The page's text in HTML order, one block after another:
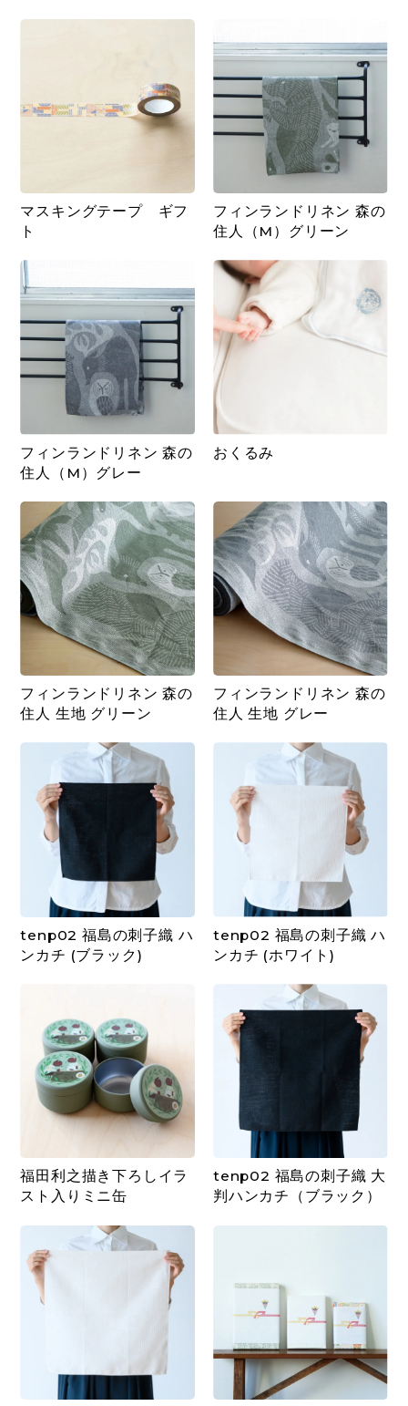
マスキングテープ ギフ
ト
フィンランドリネン 森の
住人（M）グリーン
フィンランドリネン 森の
住人（M）グレー
おくるみ
フィンランドリネン 森の
住人 生地 グリーン
フィンランドリネン 森の
住人 生地 グレー
tenp02 福島の刺子織 ハ
ンカチ (ブラック)
tenp02 福島の刺子織 ハ
ンカチ (ホワイト)
福田利之描き下ろしイラ
スト入りミニ缶
tenp02 福島の刺子織 大
判ハンカチ（ブラック）